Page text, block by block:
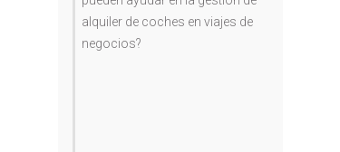
alquiler de coches en viajes de
negocios?